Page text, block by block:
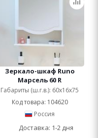
Зеркало-шкаф Runo
Марсель 60 R
Габариты (ш.г.в.): 60x16x75
Код товара: 104620
Россия
Доставка: 1-2 дня